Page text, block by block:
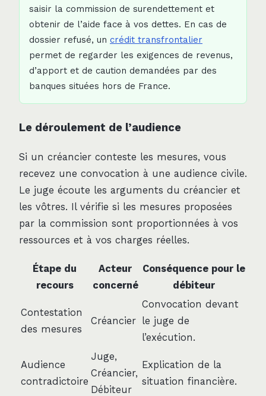
saisir la commission de surendettement et
obtenir de l’aide face à vos dettes. En cas de
dossier refusé, un crédit transfrontalier
permet de regarder les exigences de revenus,
d’apport et de caution demandées par des
banques situées hors de France.
Le déroulement de l’audience
Si un créancier conteste les mesures, vous
recevez une convocation à une audience civile.
Le juge écoute les arguments du créancier et
les vôtres. Il vérifie si les mesures proposées
par la commission sont proportionnées à vos
ressources et à vos charges réelles.
Étape du
recours
Acteur
concerné
Conséquence pour le
débiteur
Contestation
des mesures
Créancier
Convocation devant
le juge de
l’exécution.
Audience
contradictoire
Juge,
Créancier,
Débiteur
Explication de la
situation financière.